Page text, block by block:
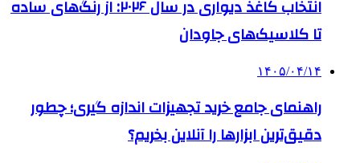
انتخاب کاغذ دیواری در سال ۲۰۲۶: از رنگ‌های ساده
تا کلاسیک‌های جاودان
۱۴۰۵/۰۴/۱۴
راهنمای جامع خرید تجهیزات اندازه گیری؛ چطور
دقیق‌ترین ابزارها را آنلاین بخریم؟